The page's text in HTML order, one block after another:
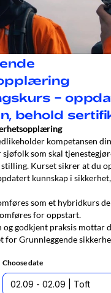
–
behold
kompetansen
som skal
Kurset sikrer at du
kunnskap i
som et hybridkurs
for oppstart.
og godkjent praksis mottar
for Grunnleggende
Choose date